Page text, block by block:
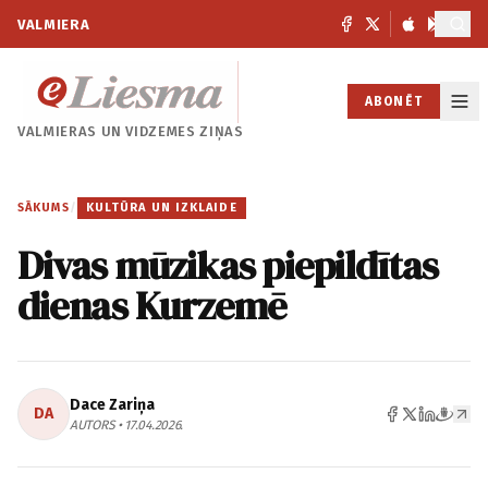
VALMIERA
VALMIERAS UNVIDZEMES ZIŅAS
ABONĒT
SĀKUMS / KULTŪRA UN IZKLAIDE
Divas mūzikas piepildītas
dienas Kurzemē
DA Dace Zariņa
AUTORS • 17.04.2026.